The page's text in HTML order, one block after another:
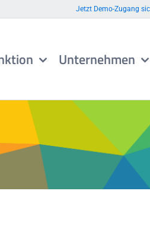
Jetzt Demo-Zugang
Unternehmen